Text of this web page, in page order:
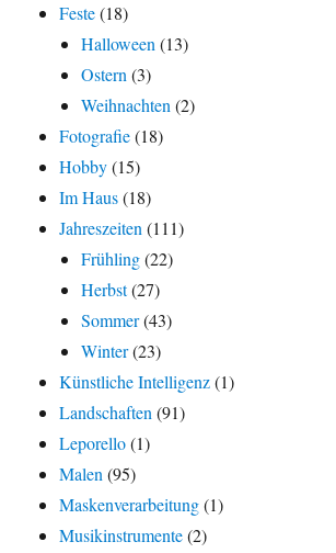
Feste(18)
Halloween(13)
Ostern(3)
Weihnachten(2)
Fotografie(18)
Hobby(15)
Im Haus(18)
Jahreszeiten(111)
Frühling(22)
Herbst(27)
Sommer(43)
Winter(23)
Künstliche Intelligenz(1)
Landschaften(91)
Leporello(1)
Malen(95)
Maskenverarbeitung(1)
Musikinstrumente(2)